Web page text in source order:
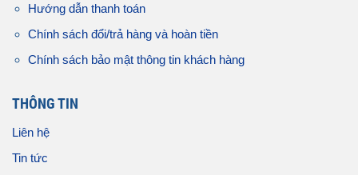
Hướng dẫn thanh toán
Chính sách đổi/trả hàng và hoàn tiền
Chính sách bảo mật thông tin khách hàng
THÔNG TIN
Liên hệ
Tin tức